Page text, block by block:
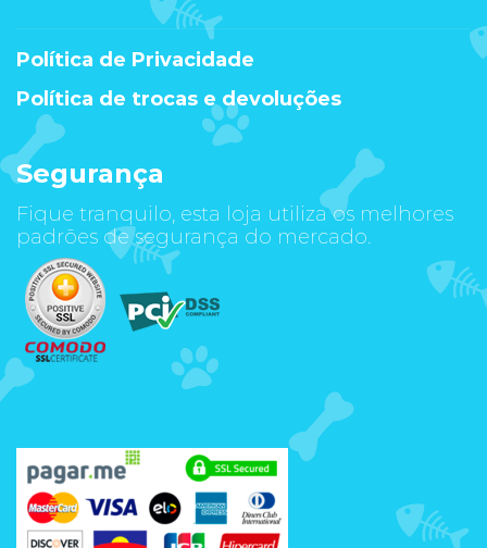
Política de Privacidade
Política de trocas e devoluções
Segurança
Fique tranquilo, esta loja utiliza os melhores
padrões de segurança do mercado.